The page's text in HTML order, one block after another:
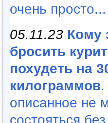
очень просто...
05.11.23 Кому
бросить
похудеть на
килограммов
описанное не
состояться